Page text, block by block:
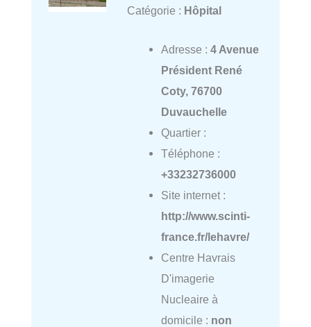
Catégorie : Hôpital
Adresse : 4 Avenue
Président René
Coty, 76700
Duvauchelle
Quartier :
Téléphone :
+33232736000
Site internet :
http://www.scinti-
france.fr/lehavre/
Centre Havrais
D'imagerie
Nucleaire à
domicile : non